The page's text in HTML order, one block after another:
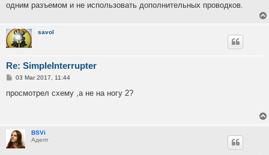
одним разъемом и не использовать дополнительных проводков.
savol
Re: SimpleInterrupter
P
s
03 Mar 2017, 11:44
просмотрел схему ,а не на ногу 2?
BSVi
Адепт